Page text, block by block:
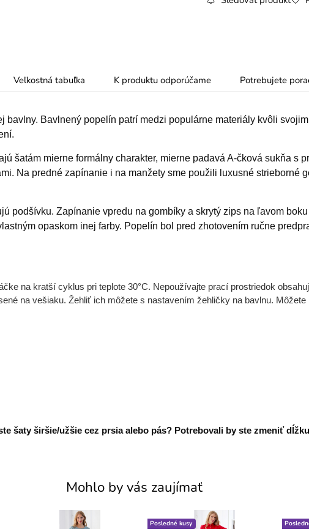
Veľkostná tabuľka K produktu odporúčame Potrebujete
bavlny. Bavlnený popelín patrí medzi populárne materiály kvôli
šatám mierne formálny charakter, mierne padavá A-čková sukňa s
Na predné zapínanie i na manžety sme použili luxusné strieborné
podšívku. Zapínanie vpredu na gombíky a skrytý zips na ľavom
opaskom inej farby. Popelín bol pred zhotovením ručne
na kratší cyklus pri teplote 30°C. Nepoužívajte prací prostriedok
na vešiaku. Žehliť ich môžete s nastavením žehličky na bavlnu. Môžete
šaty širšie/užšie cez prsia alebo pás? Potrebovali by ste zmeniť
Mohlo by vás zaujímať
Posledné kusy